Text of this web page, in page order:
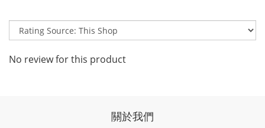
No review for this product
關於我們